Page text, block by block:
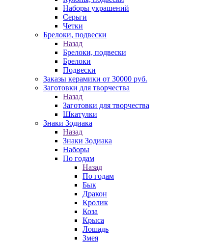
Наборы украшений
Серьги
Четки
Брелоки, подвески
Назад
Брелоки, подвески
Брелоки
Подвески
Заказы керамики от 30000 руб.
Заготовки для творчества
Назад
Заготовки для творчества
Шкатулки
Знаки Зодиака
Назад
Знаки Зодиака
Наборы
По годам
Назад
По годам
Бык
Дракон
Кролик
Коза
Крыса
Лошадь
Змея